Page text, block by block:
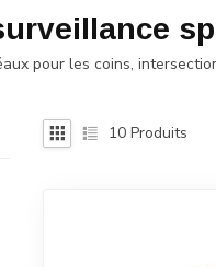
pour les coins,
10 Produits